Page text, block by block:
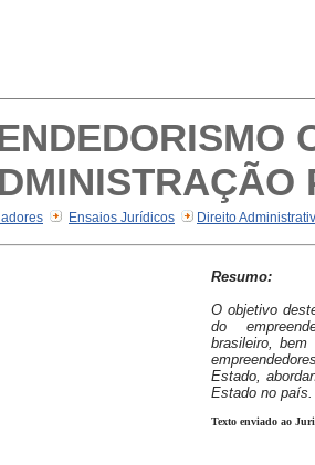
Ensaios Jurídicos Direito
Resumo:
O objetivo
do
brasileiro, bem
Estado,
Estado no país.
Texto enviado ao